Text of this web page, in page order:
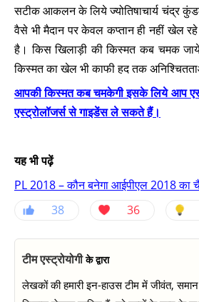
सटीक आकलन के लिये ज्योतिषाचार्य चंद्र
वैसे भी मैदान पर केवल कप्तान ही नहीं खेल
है। किस खिलाड़ी की किस्मत कब चमक
किस्मत का खेल भी काफी हद तक
आपकी किस्मत कब चमकेगी इसके लिये आप
एस्ट्रोलॉजर्स से गाइडेंस ले सकते हैं।
यह भी पढ़ें
PL 2018 – कौन बनेगा आईपीएल 2018 का
38
36
टीम एस्ट्रोयोगीके द्वारा
लेखकों की हमारी इन-हाउस टीम में जीवंत, समान